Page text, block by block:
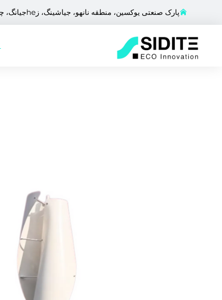
پارک صنعتی یوکسین، منطقه نانهو، جیاشینگ، زheجیانگ، چین